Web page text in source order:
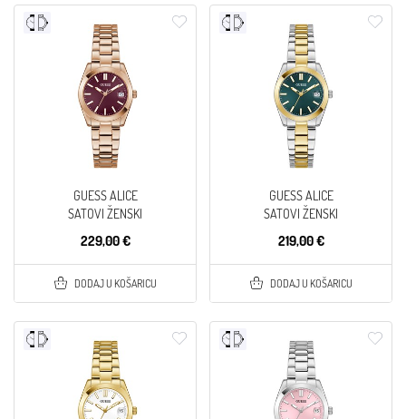
GUESS ALICE
SATOVI ŽENSKI
229,00 €
DODAJ U KOŠARICU
GUESS ALICE
SATOVI ŽENSKI
219,00 €
DODAJ U KOŠARICU